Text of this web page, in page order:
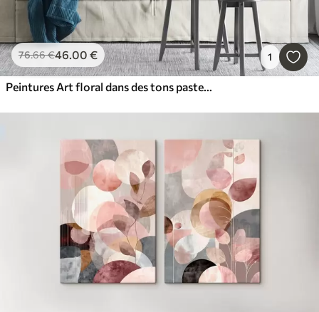
76.66€46.00 € 1
Peintures Art floral dans des tons pastel avec des éléments géométriques